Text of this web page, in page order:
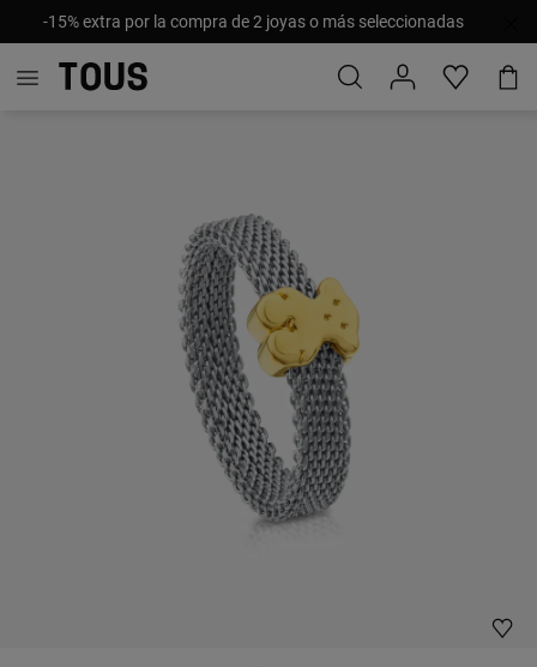
-15% extra por la compra de 2 joyas o más seleccionadas